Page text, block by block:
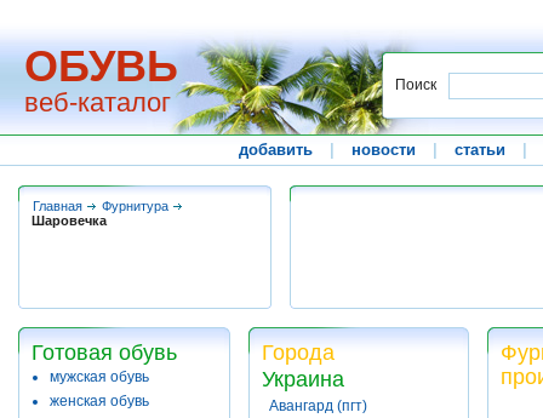
ОБУВЬ
веб-каталог
Поиск
добавить новости статьи
Главная
Фурнитура
Шаровечка
Готовая обувь
мужская обувь
женская обувь
Города
Украина
Авангард (пгт)